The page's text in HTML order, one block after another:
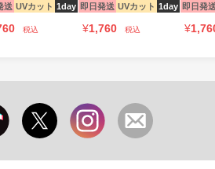
送 UVカット 1day
税込
即日発送 UVカット 1day
¥1,760 税込
即日発
¥